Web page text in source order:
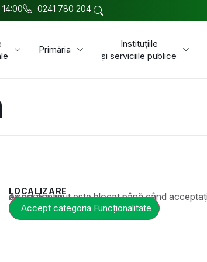
0241 780 204
Primăria
Instituțiile
și serviciile publice
LOCALIZARE
Acest conținut este blocat până când acceptați categoria corespunzătoare de cookie-uri.
Accept categoria Funcționalitate